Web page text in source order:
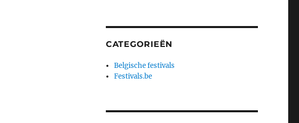
CATEGORIEËN
Belgische festivals
Festivals.be